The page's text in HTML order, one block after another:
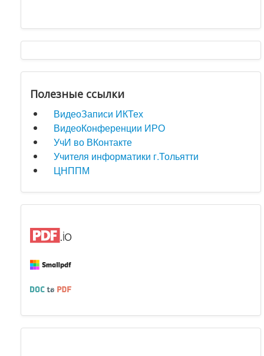
Полезные ссылки
ВидеоЗаписи ИКТех
ВидеоКонференции ИРО
УчИ во ВКонтакте
Учителя информатики г.Тольятти
ЦНППМ